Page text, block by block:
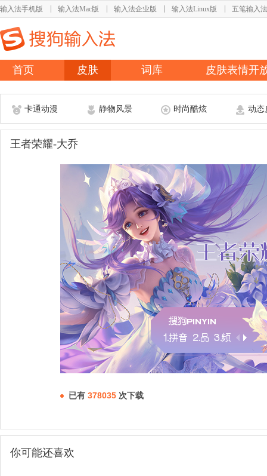
输入法手机版 输入法Mac版 输入法企业版 输入法Linux版 五笔输入法
首页 皮肤 词库 皮肤表情开
卡通动漫 静物风景 时尚酷炫 动态
王者荣耀-大乔
已有 378035 次下载
你可能还喜欢